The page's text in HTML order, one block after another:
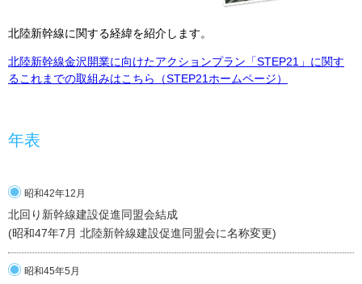
北陸新幹線に関する経緯を紹介します。
北陸新幹線金沢開業に向けたアクションプラン「STEP21」に関す
るこれまでの取組みはこちら（STEP21ホームページ）
年表
昭和42年12月
北回り新幹線建設促進同盟会結成
(昭和47年7月 北陸新幹線建設促進同盟会に名称変更)
昭和45年5月